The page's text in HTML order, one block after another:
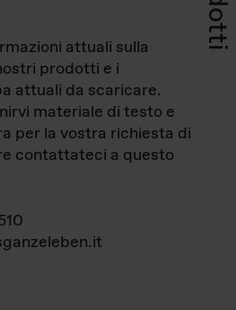
attuali sulla
prodotti e i
attuali da scaricare.
materiale di testo e
per la vostra richiesta di
contattateci a questo